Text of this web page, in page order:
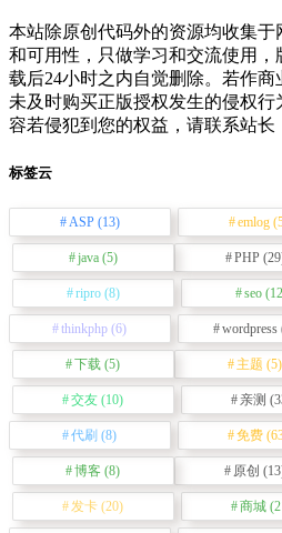
本站除原创代码外的资源均收集
和可用性，只做学习和交流使用
载后24小时之内自觉删除。若作
未及时购买正版授权发生的侵权
容若侵犯到您的权益，请联系站长
标签云
ASP(13) emlog
java(5) PHP
ripro(8) seo
thinkphp (6) wordpress
下载 (5) 主题 (5)
交友 (10) 亲测
代刷 (8) 免费
博客 (8) 原创
发卡 (20) 商城